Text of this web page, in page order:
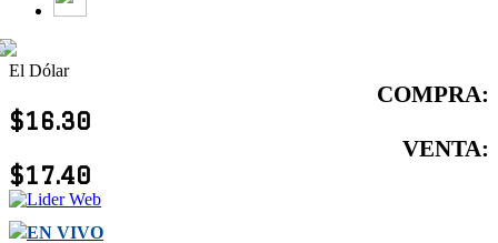
El Dólar
COMPRA:
$16.30
VENTA:
$17.40
EN VIVO